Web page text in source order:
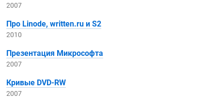
2007
Про Linode, written.ru и S2
2010
Презентация Микрософта
2007
Кривые DVD-RW
2007